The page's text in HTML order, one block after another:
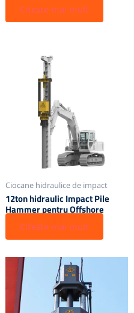
Citește mai mult
Ciocane hidraulice de impact
12ton hidraulic Impact Pile
Hammer pentru Offshore
Citește mai mult